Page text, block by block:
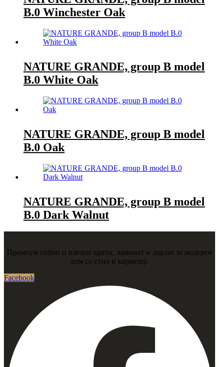
B.0 Winchester Oak
NATURE GRANDE, group B model
B.0 White Oak
NATURE GRANDE, group B model
B.0 Oak
NATURE GRANDE, group B model
B.0 Dark Walnut
Премиум собни и влезни врати, ламинат и лајсни за модерен
дом со стил и карактер.
Facebook